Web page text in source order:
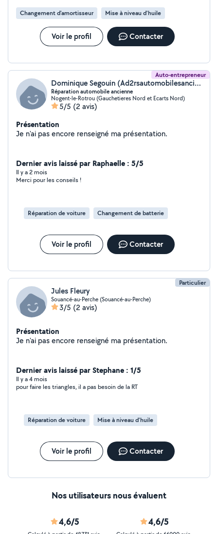
Changement d'amortisseur Mise à niveau d'huile
Voir le profil Contacter
Auto-entrepreneur
Dominique Segouin (Ad2rsautomobilesanciennes@gmail)
Réparation automobile ancienne
Nogent-le-Rotrou (Gauchetieres Nord et Ecarts Nord)
5/5 (2 avis)
Présentation
Je n'ai pas encore renseigné ma présentation.
Dernier avis laissé par Raphaelle : 5/5
Il y a 2 mois
Merci pour les conseils !
Réparation de voiture Changement de batterie
Voir le profil Contacter
Particulier
Jules Fleury
Souancé-au-Perche (Souancé-au-Perche)
3/5 (2 avis)
Présentation
Je n'ai pas encore renseigné ma présentation.
Dernier avis laissé par Stephane : 1/5
Il y a 4 mois
pour faire les triangles, il a pas besoin de la RT
Réparation de voiture Mise à niveau d'huile
Voir le profil Contacter
Nos utilisateurs nous évaluent
4,6/5 4,6/5